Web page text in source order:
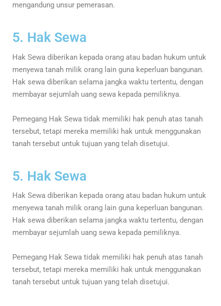
mengandung unsur pemerasan.
5. Hak Sewa
Hak Sewa diberikan kepada orang atau badan hukum untuk
menyewa tanah milik orang lain guna keperluan bangunan.
Hak sewa diberikan selama jangka waktu tertentu, dengan
membayar sejumlah uang sewa kepada pemiliknya.
Pemegang Hak Sewa tidak memiliki hak penuh atas tanah
tersebut, tetapi mereka memiliki hak untuk menggunakan
tanah tersebut untuk tujuan yang telah disetujui.
5. Hak Sewa
Hak Sewa diberikan kepada orang atau badan hukum untuk
menyewa tanah milik orang lain guna keperluan bangunan.
Hak sewa diberikan selama jangka waktu tertentu, dengan
membayar sejumlah uang sewa kepada pemiliknya.
Pemegang Hak Sewa tidak memiliki hak penuh atas tanah
tersebut, tetapi mereka memiliki hak untuk menggunakan
tanah tersebut untuk tujuan yang telah disetujui.